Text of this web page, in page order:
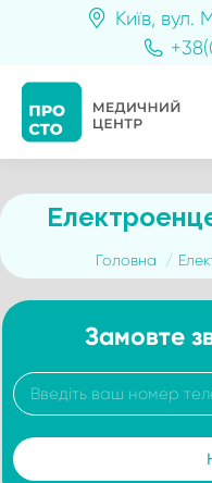
Київ, вул.
You are here:
Головна
Замовте